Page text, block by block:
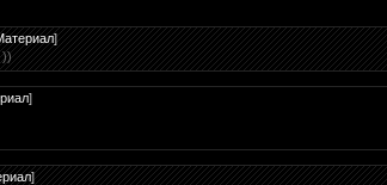
]
))
]
]